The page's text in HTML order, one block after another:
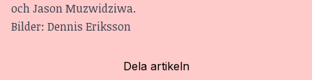
och Jason Muzwidziwa.
Bilder: Dennis Eriksson
Dela artikeln